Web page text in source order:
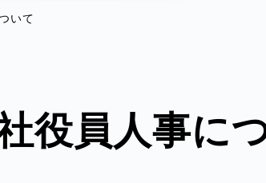
いて
役員人事に